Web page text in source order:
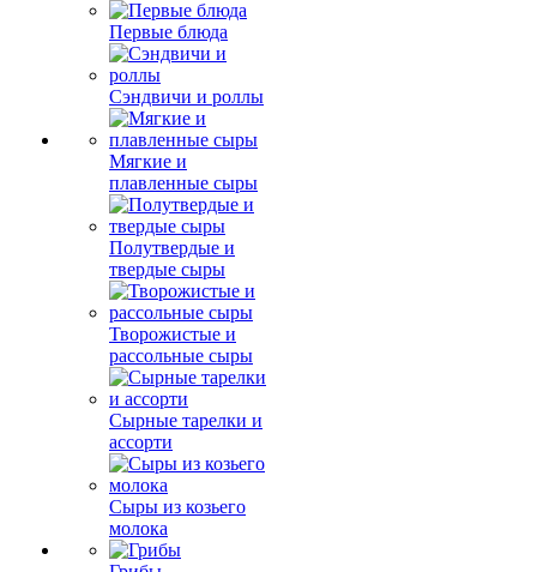
Первые блюда
Сэндвичи и роллы
Мягкие и
плавленные сыры
Полутвердые и
твердые сыры
Творожистые и
рассольные сыры
Сырные тарелки и
ассорти
Сыры из козьего
молока